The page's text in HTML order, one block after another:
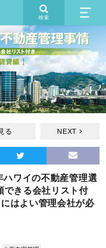
検索
る NEXT
ハワイの不動産管理選
できる会社リスト付
はよい管理会社が必